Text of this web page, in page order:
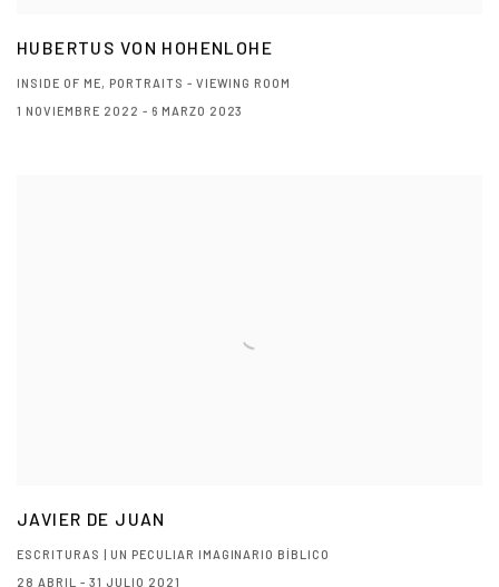
HUBERTUS VON HOHENLOHE
INSIDE OF ME, PORTRAITS - VIEWING ROOM
1 NOVIEMBRE 2022 - 6 MARZO 2023
JAVIER DE JUAN
ESCRITURAS | UN PECULIAR IMAGINARIO BÍBLICO
28 ABRIL - 31 JULIO 2021